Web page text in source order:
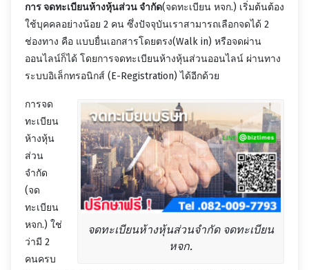
การ จดทะเบียนห้างหุ้นส่วน จำกัด(จดทะเบียน หจก.) เริ่มต้นต้อง
ใช้บุคคลอย่างน้อย 2 คน ซึ่งปัจจุบันเราสามารถเลือกจดได้ 2
ช่องทาง คือ แบบยื่นเอกสารโดยตรง(Walk in) หรือจดผ่าน
ออนไลน์ก็ได้ โดยการจดทะเบียนห้างหุ้นส่วนออนไลน์ ผ่านทาง
ระบบอิเล็กทรอนิกส์ (E-Registration) ได้อีกด้วย
จดทะเบียนห้างหุ้นส่วนจำกัด จดทะเบียน
หจก.
การจด
ทะเบียน
ห้างหุ้น
ส่วน
จำกัด
(จด
ทะเบียน
หจก.) ใช่
ว่ามี 2
คนครบ